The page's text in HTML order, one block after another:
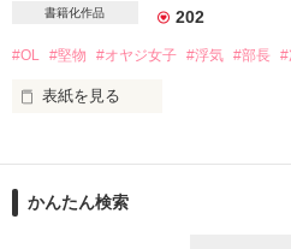
まだ、未完結ですのでご了承
完結の予定ですので、それまでお
す。
考えたこともなかった
私の決めた相手と結婚してもらう。
彼の父親から告げられたのは
あまりにも残酷な言葉だった
書籍化作品 202
#OL #堅物 #オヤジ女子 #浮気 #部長 #
表紙を見る
2018/8/10より
かんたん検索